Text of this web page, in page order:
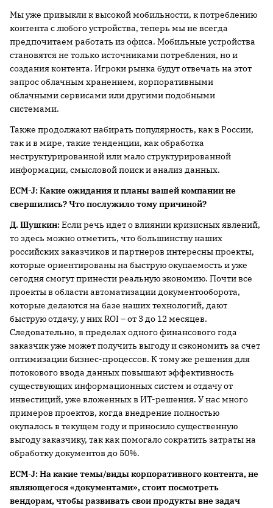
Мы уже привыкли к высокой мобильности, к потреблению
контента с любого устройства, теперь мы не всегда
предпочитаем работать из офиса. Мобильные устройства
становятся не только источниками потребления, но и
создания контента. Игроки рынка будут отвечать на этот
запрос облачным хранением, корпоративными
облачными сервисами или другими подобными
системами.
Также продолжают набирать популярность, как в России,
так и в мире, такие тенденции, как обработка
неструктурированной или мало структурированной
информации, смысловой поиск и анализ данных.
ECM-J: Какие ожидания и планы вашей компании не
свершились? Что послужило тому причиной?
Д. Шушкин:Если речь идет о влиянии кризисных явлений,
то здесь можно отметить, что большинству наших
российских заказчиков и партнеров интересны проекты,
которые ориентированы на быструю окупаемость и уже
сегодня смогут принести реальную экономию. Почти все
проекты в области автоматизации документооборота,
которые делаются на базе наших технологий, дают
быструю отдачу, у них ROI – от 3 до 12 месяцев.
Следовательно, в пределах одного финансового года
заказчик уже может получить выгоду и сэкономить за счет
оптимизации бизнес-процессов. К тому же решения для
потокового ввода данных повышают эффективность
существующих информационных систем и отдачу от
инвестиций, уже вложенных в ИТ-решения. У нас много
примеров проектов, когда внедрение полностью
окупалось в текущем году и приносило существенную
выгоду заказчику, так как помогало сократить затраты на
обработку документов до 50%.
ECM-J: На какие темы/виды корпоративного контента, не
являющегося «документами», стоит посмотреть
вендорам, чтобы развивать свои продукты вне задач